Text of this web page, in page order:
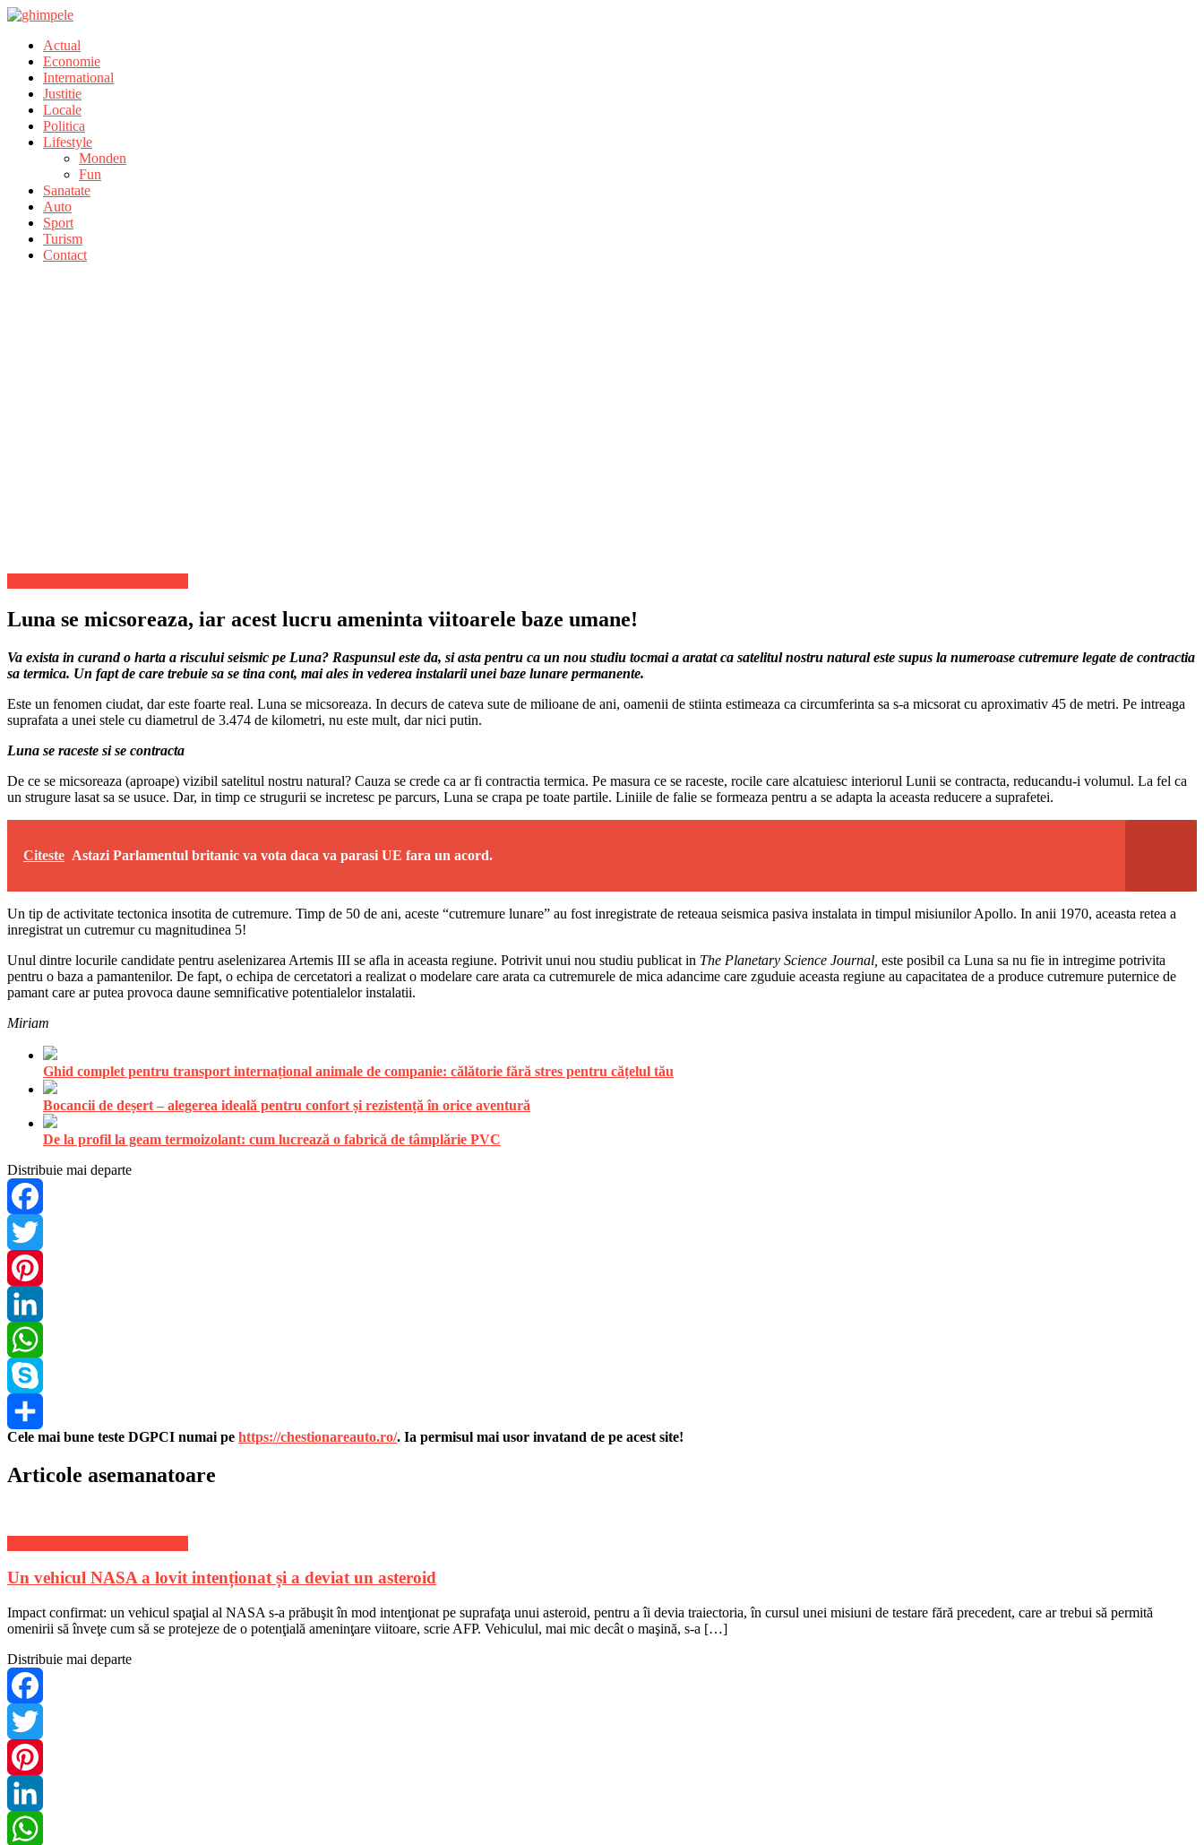
Actual
Economie
International
Justitie
Locale
Politica
Lifestyle
Monden
Fun
Sanatate
Auto
Sport
Turism
Contact
Luna se micsoreaza, iar acest lucru ameninta viitoarele baze umane!
Va exista in curand o harta a riscului seismic pe Luna? Raspunsul este da, si asta pentru ca un nou studiu tocmai a aratat ca satelitul nostru natural este supus la numeroase cutremure legate de contractia
sa termica. Un fapt de care trebuie sa se tina cont, mai ales in vederea instalarii unei baze lunare permanente.
Este un fenomen ciudat, dar este foarte real. Luna se micsoreaza. In decurs de cateva sute de milioane de ani, oamenii de stiinta estimeaza ca circumferinta sa s-a micsorat cu aproximativ 45 de metri. Pe intreaga
suprafata a unei stele cu diametrul de 3.474 de kilometri, nu este mult, dar nici putin.
Luna se raceste si se contracta
De ce se micsoreaza (aproape) vizibil satelitul nostru natural? Cauza se crede ca ar fi contractia termica. Pe masura ce se raceste, rocile care alcatuiesc interiorul Lunii se contracta, reducandu-i volumul. La fel ca
un strugure lasat sa se usuce. Dar, in timp ce strugurii se incretesc pe parcurs, Luna se crapa pe toate partile. Liniile de falie se formeaza pentru a se adapta la aceasta reducere a suprafetei.
Citeste Astazi Parlamentul britanic va vota daca va parasi UE fara un acord.
Un tip de activitate tectonica insotita de cutremure. Timp de 50 de ani, aceste “cutremure lunare” au fost inregistrate de reteaua seismica pasiva instalata in timpul misiunilor Apollo. In anii 1970, aceasta retea a
inregistrat un cutremur cu magnitudinea 5!
Unul dintre locurile candidate pentru aselenizarea Artemis III se afla in aceasta regiune. Potrivit unui nou studiu publicat in The Planetary Science Journal, este posibil ca Luna sa nu fie in intregime potrivita
pentru o baza a pamantenilor. De fapt, o echipa de cercetatori a realizat o modelare care arata ca cutremurele de mica adancime care zguduie aceasta regiune au capacitatea de a produce cutremure puternice de
pamant care ar putea provoca daune semnificative potentialelor instalatii.
Miriam
Ghid complet pentru transport internațional animale de companie: călătorie fără stres pentru cățelul tău
Bocancii de deșert – alegerea ideală pentru confort și rezistență în orice aventură
De la profil la geam termoizolant: cum lucrează o fabrică de tâmplărie PVC
Distribuie mai departe
Facebook
Twitter
Pinterest
LinkedIn
WhatsApp
Skype
Share
Cele mai bune teste DGPCI numai pe https://chestionareauto.ro/. Ia permisul mai usor invatand de pe acest site!
Articole asemanatoare
Un vehicul NASA a lovit intenționat și a deviat un asteroid
Impact confirmat: un vehicul spaţial al NASA s-a prăbuşit în mod intenţionat pe suprafaţa unui asteroid, pentru a îi devia traiectoria, în cursul unei misiuni de testare fără precedent, care ar trebui să permită
omenirii să înveţe cum să se protejeze de o potenţială ameninţare viitoare, scrie AFP. Vehiculul, mai mic decât o maşină, s-a […]
Distribuie mai departe
Facebook
Twitter
Pinterest
LinkedIn